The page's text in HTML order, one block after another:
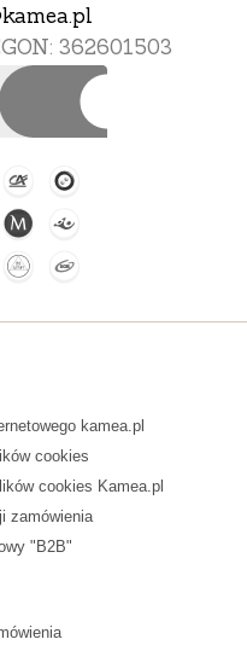
362601503
kamea.pl
cookies
cookies Kamea.pl
zamówienia
"B2B"